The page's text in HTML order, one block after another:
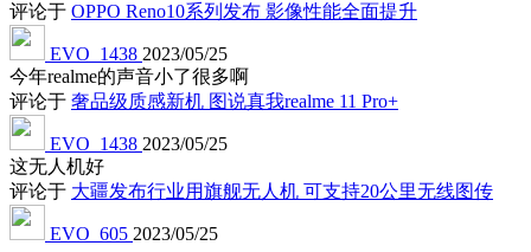
评论于 OPPO Reno10系列发布 影像性能全面提升
EVO_1438 2023/05/25
今年realme的声音小了很多啊
评论于 奢品级质感新机 图说真我realme 11 Pro+
EVO_1438 2023/05/25
这无人机好
评论于 大疆发布行业用旗舰无人机 可支持20公里无线图传
EVO_605 2023/05/25